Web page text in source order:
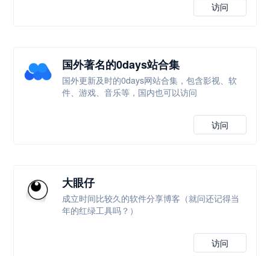
访问
国外著名的0days站合集
国外更新及时的0days网站合集，包含影视、软
件、游戏、音乐等，国内也可以访问
访问
大眼仔
成立时间比较久的软件分享博客（就问还记得当
年的红绿工具吗？）
访问